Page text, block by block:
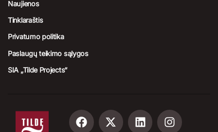
Naujienos
Tinklaraštis
Privatumo politika
Paslaugų teikimo sąlygos
SIA „Tilde Projects“